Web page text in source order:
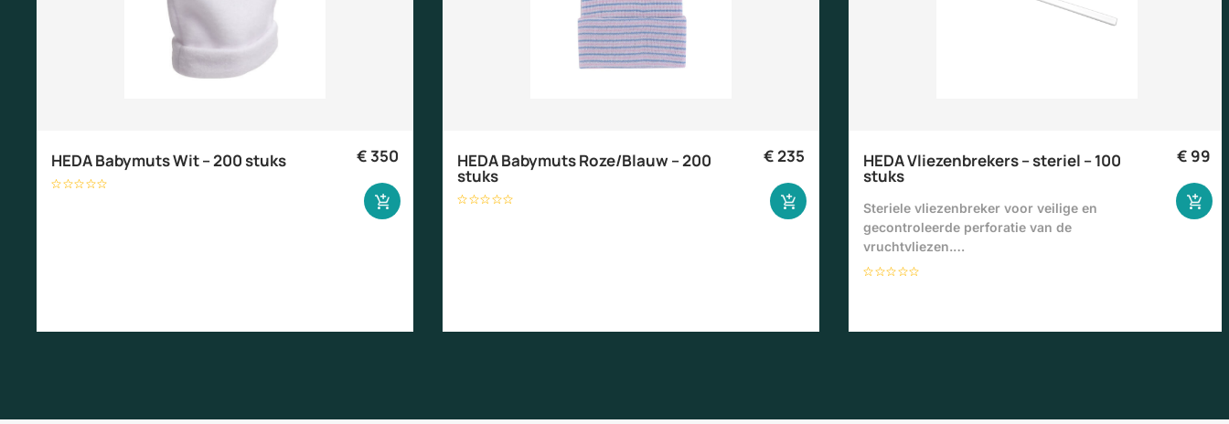
HEDA Babymuts Wit – 200 stuks €350 HEDA Babymuts Roze/Blauw – 200
stuks
€235 HEDA Vliezenbrekers – steriel – 100
stuks
Steriele vliezenbreker voor veilige en
gecontroleerde perforatie van de
vruchtvliezen.…
€ 99